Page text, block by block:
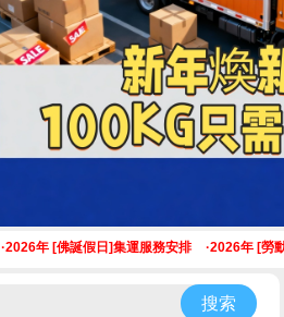
2026年 [佛誕假日]集運服務安排 2026年 [勞動
搜索